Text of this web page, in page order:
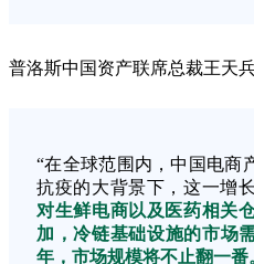
普洛斯中国资产联席总裁王天兵
“在全球范围内，中国电商
抗疫的大背景下，这一增
对生鲜电商以及医药相关
加，冷链基础设施的市场
年，市场规模将不止翻一番